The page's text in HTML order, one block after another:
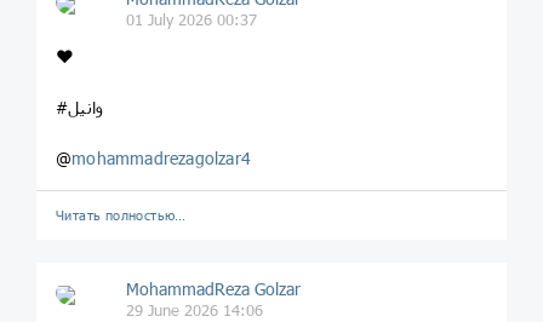
01 July 2026 00:37
❤️
#وانیل
@mohammadrezagolzar4
Читать полностью…
MohammadReza Golzar
29 June 2026 14:06